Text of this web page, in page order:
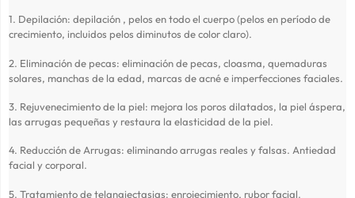
1. Depilación: depilación , pelos en todo el cuerpo (pelos en período de
crecimiento, incluidos pelos diminutos de color claro).
2. Eliminación de pecas: eliminación de pecas, cloasma, quemaduras
solares, manchas de la edad, marcas de acné e imperfecciones faciales.
3. Rejuvenecimiento de la piel: mejora los poros dilatados, la piel áspera,
las arrugas pequeñas y restaura la elasticidad de la piel.
4. Reducción de Arrugas: eliminando arrugas reales y falsas. Antiedad
facial y corporal.
5. Tratamiento de telangiectasias: enrojecimiento, rubor facial.